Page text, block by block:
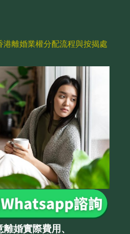
港離婚業權分配流程與按揭處
婚實際費用、